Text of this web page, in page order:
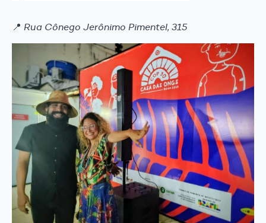
📍 Rua Cônego Jerônimo Pimentel, 315